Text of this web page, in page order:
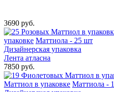
3690 руб.
упаковке Маттиола - 25 шт
Дизайнерская упаковка
Лента атласна
7850 руб.
Маттиол в упаковке Маттиола -